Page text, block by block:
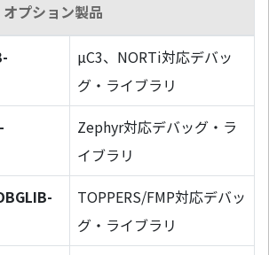
プション製品
µC3、NORTi対応デバッ
グ・ライブラリ
Zephyr対応デバッグ・ラ
イブラリ
TOPPERS/FMP対応デバッ
グ・ライブラリ